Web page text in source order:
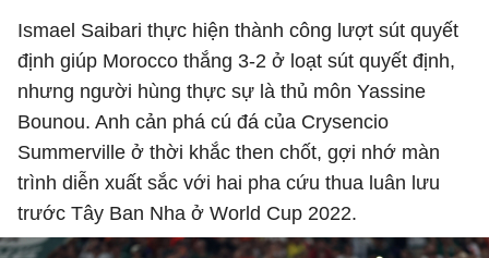
Ismael Saibari thực hiện thành công lượt sút quyết
định giúp Morocco thắng 3-2 ở loạt sút quyết định,
nhưng người hùng thực sự là thủ môn Yassine
Bounou. Anh cản phá cú đá của Crysencio
Summerville ở thời khắc then chốt, gợi nhớ màn
trình diễn xuất sắc với hai pha cứu thua luân lưu
trước Tây Ban Nha ở World Cup 2022.